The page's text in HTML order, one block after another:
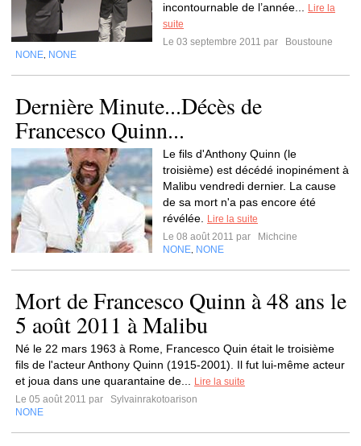
incontournable de l’année...
Lire la
suite
Le 03 septembre 2011 par
Boustoune
NONE NONE
Dernière Minute...Décès de
Francesco Quinn...
Le fils d'Anthony Quinn (le
troisième) est décédé inopinément à
Malibu vendredi dernier. La cause
de sa mort n'a pas encore été
révélée.
Lire la suite
Le 08 août 2011 par
Michcine
NONE NONE
Mort de Francesco Quinn à 48 ans le
5 août 2011 à Malibu
Né le 22 mars 1963 à Rome, Francesco Quin était le troisième
fils de l'acteur Anthony Quinn (1915-2001). Il fut lui-même acteur
et joua dans une quarantaine de...
Lire la suite
Le 05 août 2011 par
Sylvainrakotoarison
NONE